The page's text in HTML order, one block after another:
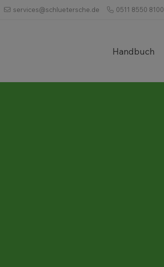
services@schluetersche.de 0511 8550 8100
Handbuch